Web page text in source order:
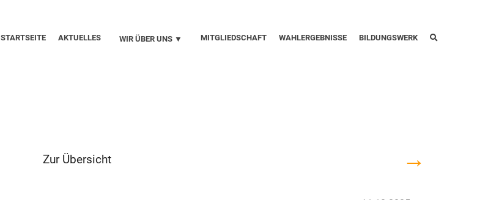
STARTSEITE AKTUELLES WIR ÜBER UNS ▼ MITGLIEDSCHAFT WAHLERGEBNISSE BILDUNGSWERK
Zur Übersicht →